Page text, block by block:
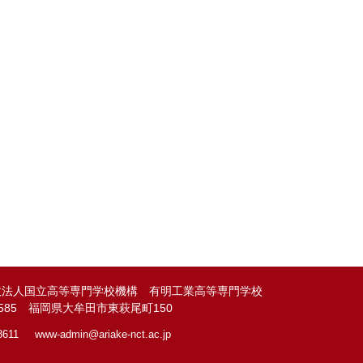
人国立高等専門学校機構 有明工業高等専門学校
福岡県大牟田市東萩尾町150
www-admin@ariake-nct.ac.jp